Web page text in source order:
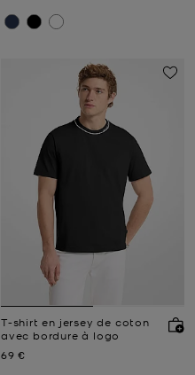
T-shirt en jersey de coton
avec bordure à logo
Prix actuel
69 €